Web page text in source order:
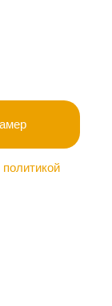
политикой